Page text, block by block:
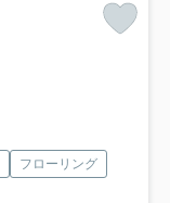
フローリング